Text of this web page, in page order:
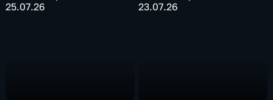
25.07.26
23.07.26